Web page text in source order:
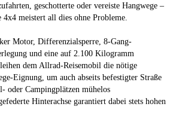
geschotterte oder vereiste Hangwege –
meistert all dies ohne Probleme.
Motor, Differenzialsperre, 8-Gang-
und eine auf 2.100 Kilogramm
dem Allrad-Reisemobil die nötige
Eignung, um auch abseits befestigter Straße
oder Campingplätzen mühelos
Hinterachse garantiert dabei stets hohen